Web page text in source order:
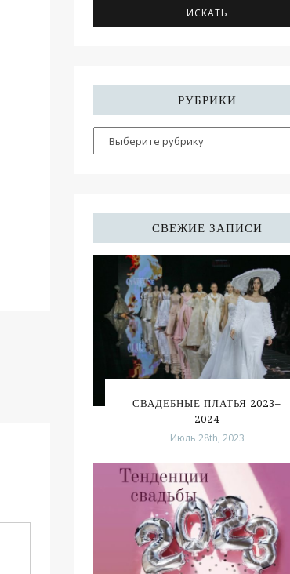
РУБРИКИ
СВЕЖИЕ ЗАПИСИ
СВАДЕБНЫЕ ПЛАТЬЯ 2023–
2024
Июль 28th, 2023